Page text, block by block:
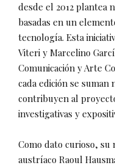
desde el 2012 plantea
basadas en un
tecnología. Esta
Viteri y Marcelino
Comunicación y Arte
cada edición se
contribuyen al
investigativas y
Como dato curioso, su
austríaco Raoul